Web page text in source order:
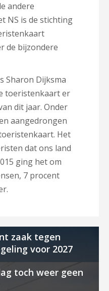
andere
NS is de stichting
de bijzondere
Sharon Dijksma
toeristenkaart er
dit jaar. Onder
aangedrongen
Het
dat ons land
ging het om
7 procent
zaak tegen
voor 2027
toch weer geen